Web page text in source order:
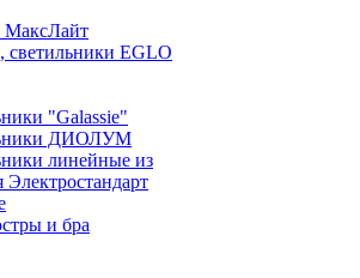
EGLO
"Galassie"
ДИОЛУМ
линейные из
Электростандарт
и бра